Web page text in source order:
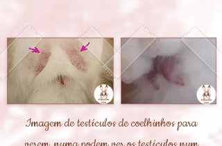
Imagem de testículos de coelhinhos para